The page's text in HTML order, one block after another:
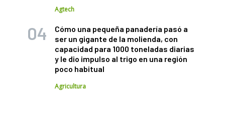
Agtech
Cómo una pequeña panadería pasó a
ser un gigante de la molienda, con
capacidad para 1000 toneladas diarias
y le dio impulso al trigo en una región
poco habitual
Agricultura